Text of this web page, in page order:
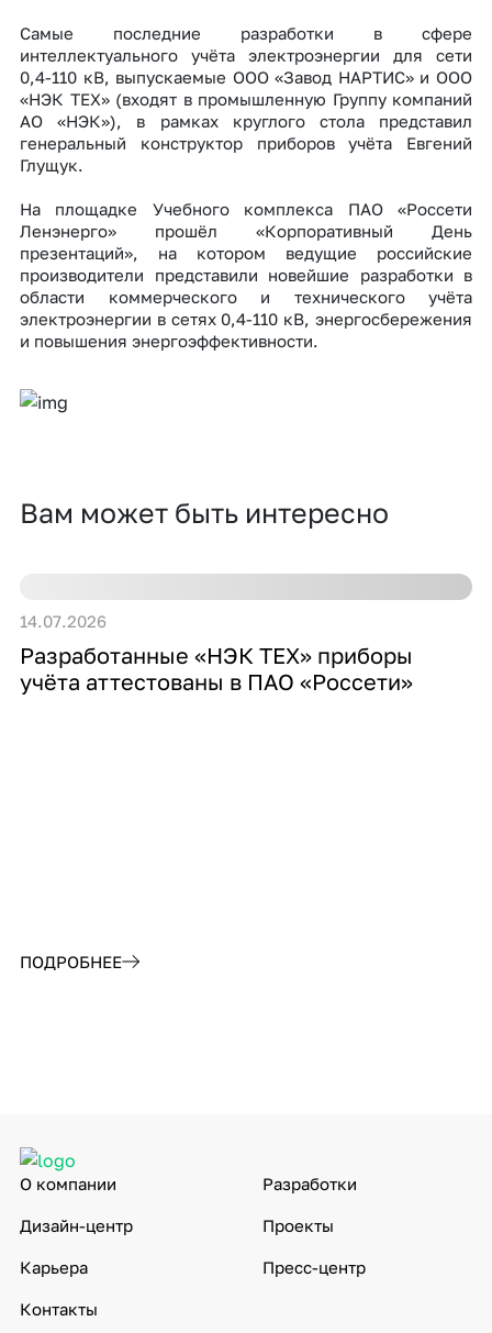
На площадке Учебного комплекса ПАО «Россети
Ленэнерго» прошёл «Корпоративный День
презентаций», на котором ведущие российские
производители представили новейшие разработки в
области коммерческого и технического учёта
электроэнергии в сетях 0,4-110 кВ, энергосбережения
и повышения энергоэффективности.
Самые последние разработки в сфере
интеллектуального учёта электроэнергии для сети
0,4-110 кВ, выпускаемые ООО «Завод НАРТИС» и ООО
«НЭК ТЕХ» (входят в промышленную Группу компаний
АО «НЭК»), в рамках круглого стола представил
генеральный конструктор приборов учёта Евгений
Глущук.
Вам может быть интересно
14.07.2026
Разработанные «НЭК ТЕХ» приборы
учёта аттестованы в ПАО «Россети»
ПОДРОБНЕЕ
О компании Разработки
Дизайн-центр Проекты
Карьера Пресс-центр
Контакты